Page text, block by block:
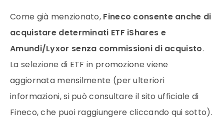
Come già menzionato, Fineco consente anche di
acquistare determinati ETF iShares e
Amundi/Lyxor senza commissioni di acquisto.
La selezione di ETF in promozione viene
aggiornata mensilmente (per ulteriori
informazioni, si può consultare il sito ufficiale di
Fineco, che puoi raggiungere cliccando qui sotto).